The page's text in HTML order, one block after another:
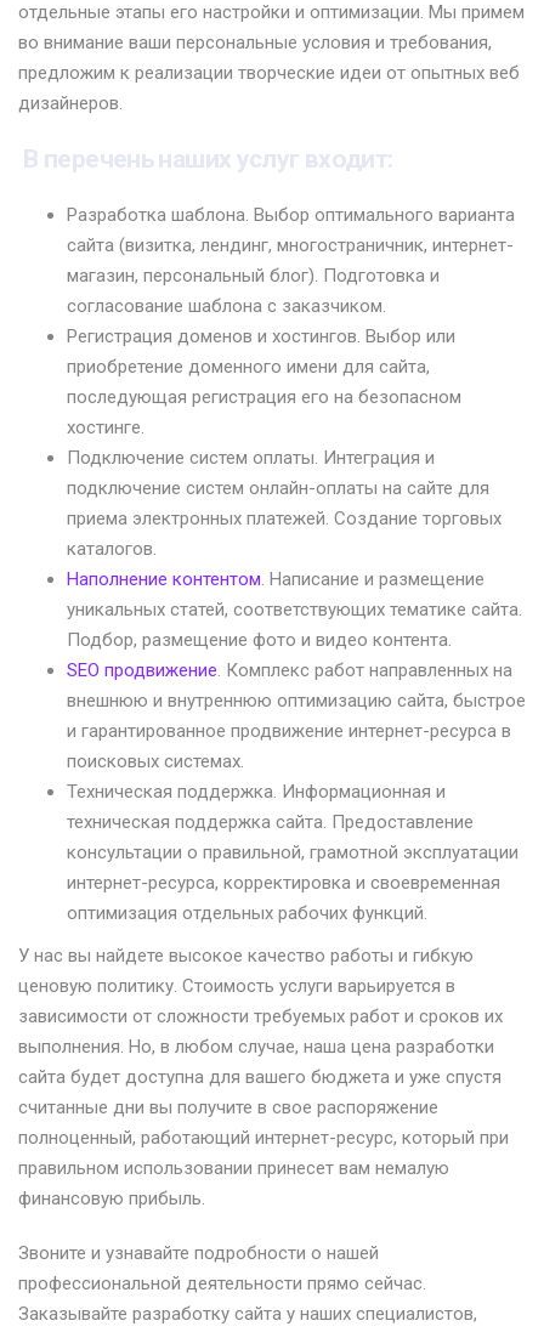
отдельные этапы его настройки и оптимизации. Мы примем
во внимание ваши персональные условия и требования,
предложим к реализации творческие идеи от опытных веб
дизайнеров.
В перечень наших услуг входит:
Разработка шаблона. Выбор оптимального варианта
сайта (визитка, лендинг, многостраничник, интернет-
магазин, персональный блог). Подготовка и
согласование шаблона с заказчиком.
Регистрация доменов и хостингов. Выбор или
приобретение доменного имени для сайта,
последующая регистрация его на безопасном
хостинге.
Подключение систем оплаты. Интеграция и
подключение систем онлайн-оплаты на сайте для
приема электронных платежей. Создание торговых
каталогов.
Наполнение контентом. Написание и размещение
уникальных статей, соответствующих тематике сайта.
Подбор, размещение фото и видео контента.
SEO продвижение. Комплекс работ направленных на
внешнюю и внутреннюю оптимизацию сайта, быстрое
и гарантированное продвижение интернет-ресурса в
поисковых системах.
Техническая поддержка. Информационная и
техническая поддержка сайта. Предоставление
консультации о правильной, грамотной эксплуатации
интернет-ресурса, корректировка и своевременная
оптимизация отдельных рабочих функций.
У нас вы найдете высокое качество работы и гибкую
ценовую политику. Стоимость услуги варьируется в
зависимости от сложности требуемых работ и сроков их
выполнения. Но, в любом случае, наша цена разработки
сайта будет доступна для вашего бюджета и уже спустя
считанные дни вы получите в свое распоряжение
полноценный, работающий интернет-ресурс, который при
правильном использовании принесет вам немалую
финансовую прибыль.
Звоните и узнавайте подробности о нашей
профессиональной деятельности прямо сейчас.
Заказывайте разработку сайта у наших специалистов,